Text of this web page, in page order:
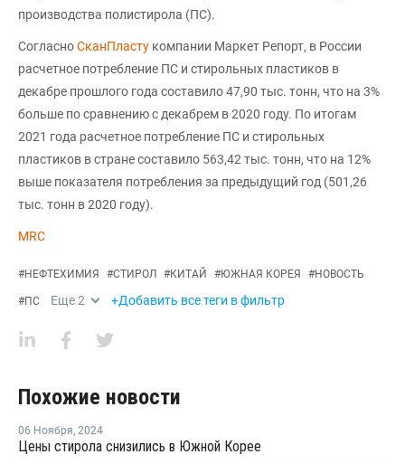
производства полистирола (ПС).
СогласноСканПласту компании Маркет Репорт, в России
расчетное потребление ПС и стирольных пластиков в
декабре прошлого года составило 47,90 тыс. тонн, что на 3%
больше по сравнению с декабрем в 2020 году. По итогам
2021 года расчетное потребление ПС и стирольных
пластиков в стране составило 563,42 тыс. тонн, что на 12%
выше показателя потребления за предыдущий год (501,26
тыс. тонн в 2020 году).
MRC
#НЕФТЕХИМИЯ #СТИРОЛ #КИТАЙ #ЮЖНАЯ КОРЕЯ #НОВОСТЬ
#ПС Еще2 +Добавить все теги в фильтр
Похожие новости
06 Ноября, 2024
Цены стирола снизились в Южной Корее